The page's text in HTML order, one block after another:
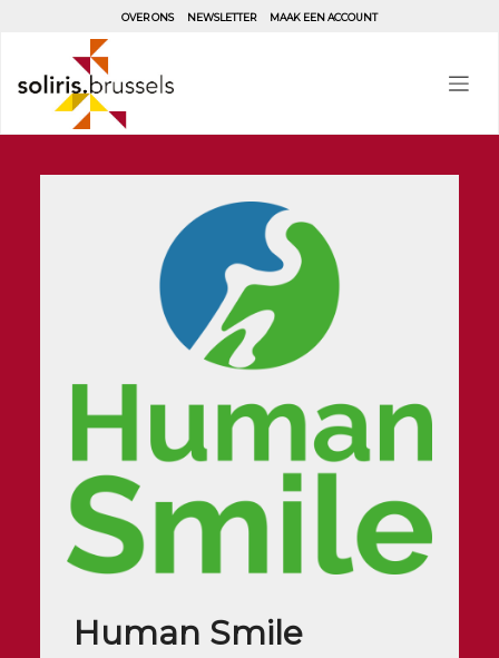
OVER ONS NEWSLETTER MAAK EEN ACCOUNT
Human Smile